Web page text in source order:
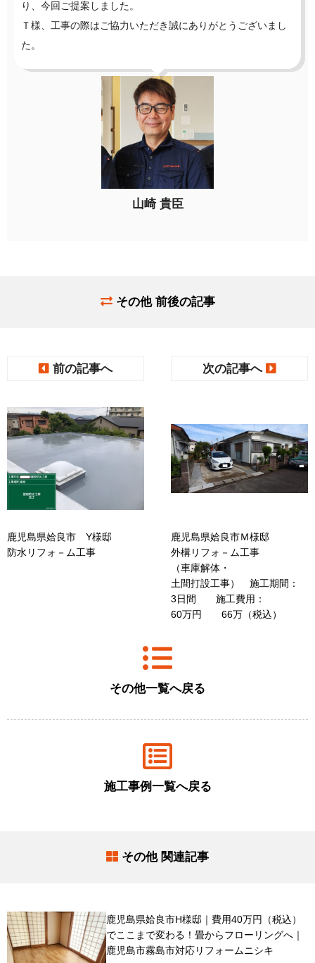
り、今回ご提案しました。
Ｔ様、工事の際はご協力いただき誠にありがとうございまし
た。
山崎 貴臣
その他 前後の記事
前の記事へ
鹿児島県姶良市 Y様邸
防水リフォ－ム工事
その他一覧へ戻る
施工事例一覧へ戻る
次の記事へ
鹿児島県姶良市Ｍ様邸
外構リフォ－ム工事
（車庫解体・
土間打設工事） 施工期間：
3日間 施工費用：
60万円 66万（税込）
その他 関連記事
鹿児島県姶良市H様邸｜費用40万円（税込）
でここまで変わる！畳からフローリングへ｜
鹿児島市霧島市対応リフォームニシキ